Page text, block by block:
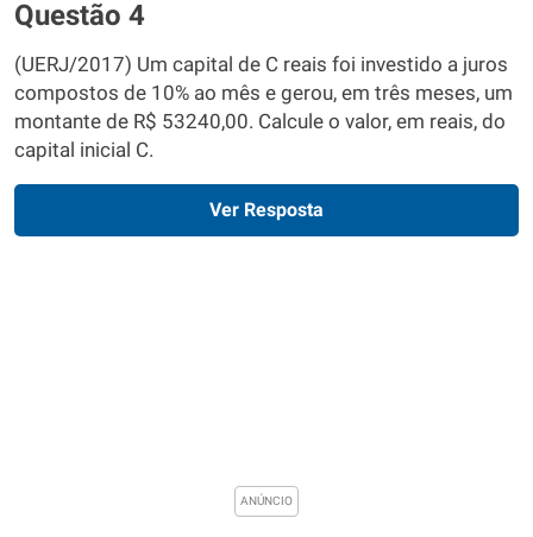
Questão 4
(UERJ/2017) Um capital de C reais foi investido a juros
compostos de 10% ao mês e gerou, em três meses, um
montante de R$ 53240,00. Calcule o valor, em reais, do
capital inicial C.
Ver Resposta